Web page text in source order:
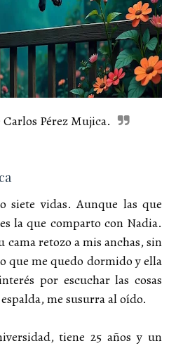
Pérez Mujica.
siete vidas. Aunque las que
la que comparto con Nadia.
cama retozo a mis anchas, sin
que me quedo dormido y ella
por escuchar las cosas
me susurra al oído.
tiene 25 años y un